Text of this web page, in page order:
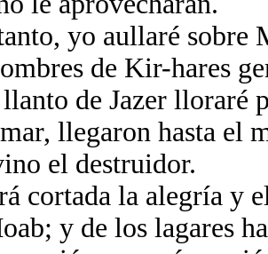
yo aullaré sobre
de Kir-hares
de Jazer lloraré
llegaron hasta el
el destruidor.
cortada la alegría y
y de los lagares